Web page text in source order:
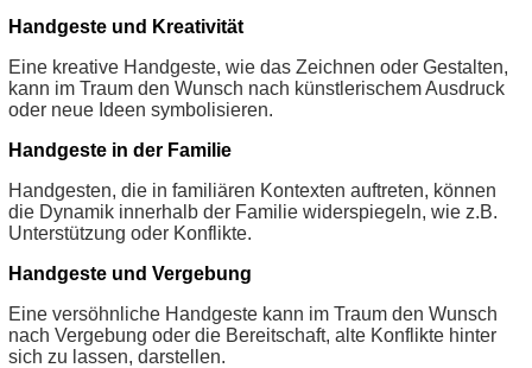
Handgeste und Kreativität
Eine kreative Handgeste, wie das Zeichnen oder Gestalten,
kann im Traum den Wunsch nach künstlerischem Ausdruck
oder neue Ideen symbolisieren.
Handgeste in der Familie
Handgesten, die in familiären Kontexten auftreten, können
die Dynamik innerhalb der Familie widerspiegeln, wie z.B.
Unterstützung oder Konflikte.
Handgeste und Vergebung
Eine versöhnliche Handgeste kann im Traum den Wunsch
nach Vergebung oder die Bereitschaft, alte Konflikte hinter
sich zu lassen, darstellen.